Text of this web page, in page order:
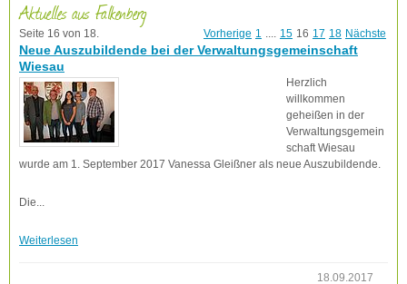
Aktuelles aus Falkenberg
Seite 16 von 18. Vorherige 1 .... 15 16 17 18 Nächste
Neue Auszubildende bei der Verwaltungsgemeinschaft
Wiesau
Herzlich
willkommen
geheißen in der
Verwaltungsgemein
schaft Wiesau
wurde am 1. September 2017 Vanessa Gleißner als neue Auszubildende.
Die...
Weiterlesen
18.09.2017